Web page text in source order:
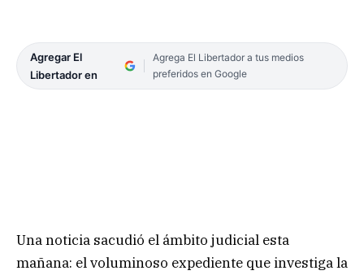
Agregar El
Libertador en
Agrega El Libertador a tus medios
preferidos en Google
Una noticia sacudió el ámbito judicial esta
mañana: el voluminoso expediente que investiga la